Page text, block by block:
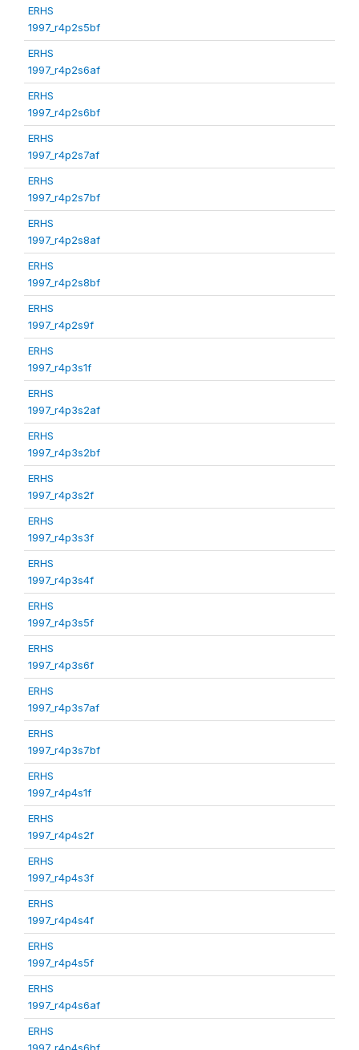
ERHS
1997_r4p2s5bf
ERHS
1997_r4p2s6af
ERHS
1997_r4p2s6bf
ERHS
1997_r4p2s7af
ERHS
1997_r4p2s7bf
ERHS
1997_r4p2s8af
ERHS
1997_r4p2s8bf
ERHS
1997_r4p2s9f
ERHS
1997_r4p3s1f
ERHS
1997_r4p3s2af
ERHS
1997_r4p3s2bf
ERHS
1997_r4p3s2f
ERHS
1997_r4p3s3f
ERHS
1997_r4p3s4f
ERHS
1997_r4p3s5f
ERHS
1997_r4p3s6f
ERHS
1997_r4p3s7af
ERHS
1997_r4p3s7bf
ERHS
1997_r4p4s1f
ERHS
1997_r4p4s2f
ERHS
1997_r4p4s3f
ERHS
1997_r4p4s4f
ERHS
1997_r4p4s5f
ERHS
1997_r4p4s6af
ERHS
1997_r4p4s6bf